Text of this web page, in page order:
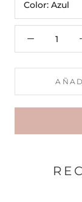
Color: Azul